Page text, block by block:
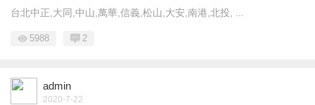
台北中正,大同,中山,萬華,信義,松山,大安,南港,北投, ...
5988 2
admin
2020-7-22